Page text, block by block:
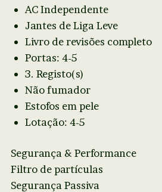
AC Independente
Jantes de Liga Leve
Livro de revisões completo
Portas: 4-5
3. Registo(s)
Não fumador
Estofos em pele
Lotação: 4-5
Segurança & Performance
Filtro de partículas
Segurança Passiva